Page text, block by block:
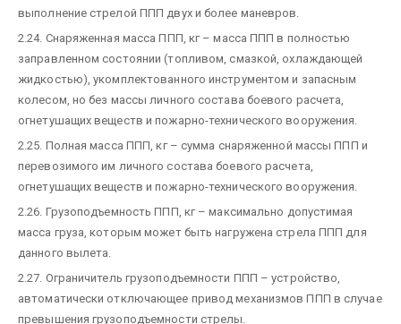
выполнение стрелой ППП двух и более маневров.
2.24. Снаряженная масса ППП, кг – масса ППП в полностью
заправленном состоянии (топливом, смазкой, охлаждающей
жидкостью), укомплектованного инструментом и запасным
колесом, но без массы личного состава боевого расчета,
огнетушащих веществ и пожарно-технического вооружения.
2.25. Полная масса ППП, кг – сумма снаряженной массы ППП и
перевозимого им личного состава боевого расчета,
огнетушащих веществ и пожарно-технического вооружения.
2.26. Грузоподъемность ППП, кг – максимально допустимая
масса груза, которым может быть нагружена стрела ППП для
данного вылета.
2.27. Ограничитель грузоподъемности ППП – устройство,
автоматически отключающее привод механизмов ППП в случае
превышения грузоподъемности стрелы.